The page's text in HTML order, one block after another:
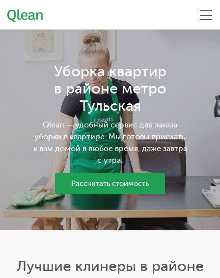
Меню
Уборка квартир
в районе метро
Тульская
Qlean — удобный сервис для заказа
уборки в квартире. Мы готовы приехать
к вам домой в любое время, даже завтра
с утра.
Рассчитать стоимость
Лучшие клинеры в районе